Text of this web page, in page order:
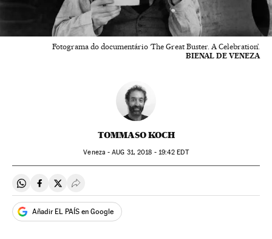
Fotograma do documentário ‘The Great Buster. A Celebration’.
BIENAL DE VENEZA
TOMMASO KOCH
Veneza -AUG 31, 2018 - 19:42 EDT
Compartir en Whatsapp
Compartir en Facebook
Compartir en Twitter
Desplegar Redes Sociales
Añadir EL PAÍS en Google